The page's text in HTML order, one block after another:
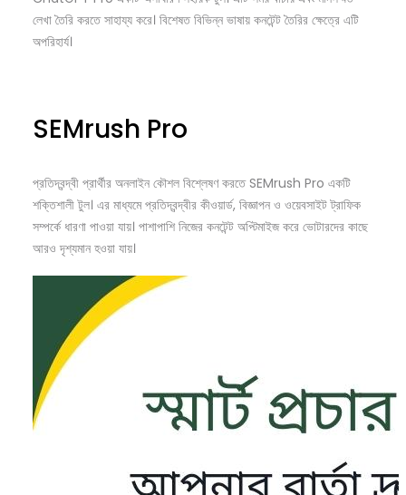
লেখা তৈরি করতে সাহায্য করে। বিশেষত বিভিন্ন ভাষায় কনটেন্ট তৈরির ক্ষেত্রে এটি
অপরিহার্য।
SEMrush Pro
প্রতিদ্বন্দ্বী প্রার্থীর অনলাইন কৌশল বিশ্লেষণ করতে SEMrush Pro একটি
শক্তিশালী টুল। এর মাধ্যমে প্রতিদ্বন্দ্বীর কীওয়ার্ড, বিজ্ঞাপন ও ওয়েবসাইট ট্রাফিক
সম্পর্কে ধারণা পাওয়া যায়। পাশাপাশি নিজের কনটেন্ট অপ্টিমাইজ করে ভোটারদের কাছে
আরও দৃশ্যমান হওয়া যায়।